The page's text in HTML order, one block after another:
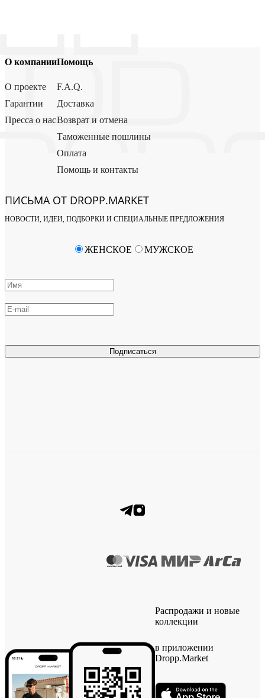
О компании
О проекте
Гарантии
Пресса о нас
Помощь
F.A.Q.
Доставка
Возврат и отмена
Таможенные пошлины
Оплата
Помощь и контакты
ПИСЬМА ОТ DROPP.MARKET
НОВОСТИ, ИДЕИ, ПОДБОРКИ И СПЕЦИАЛЬНЫЕ ПРЕДЛОЖЕНИЯ
Подписаться
ЖЕНСКОЕ МУЖСКОЕ
Распродажи и новые
коллекции
в приложении
Dropp.Market